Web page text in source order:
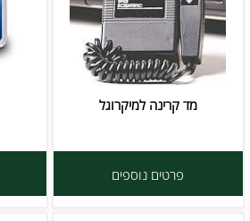
מד קרינה למיקרוגל
פרטים נוספים